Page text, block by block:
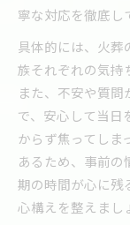
寧な対応を徹底し
具体的には、火葬
族それぞれの気持
また、不安や質
で、安心して当日
からず焦ってしま
あるため、事前の
期の時間が心に残
心構えを整えまし